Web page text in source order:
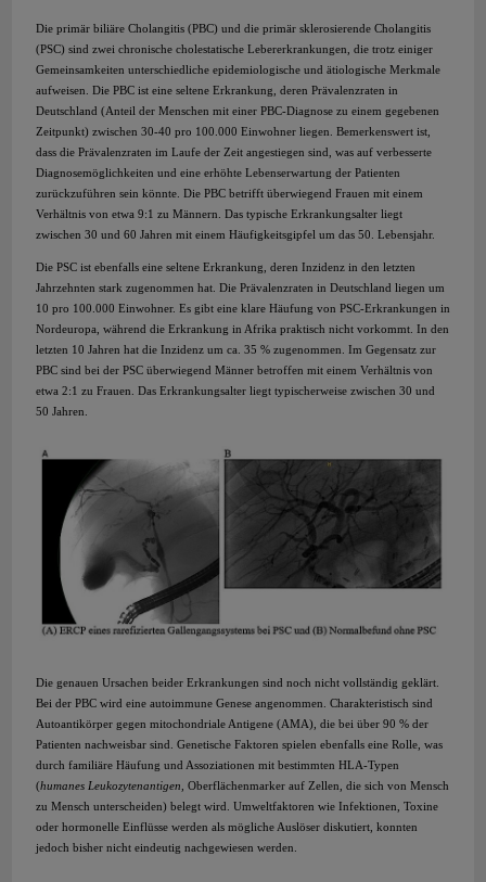
Die primär biliäre Cholangitis (PBC) und die primär sklerosierende Cholangitis
(PSC) sind zwei chronische cholestatische Lebererkrankungen, die trotz einiger
Gemeinsamkeiten unterschiedliche epidemiologische und ätiologische Merkmale
aufweisen. Die PBC ist eine seltene Erkrankung, deren Prävalenzraten in
Deutschland (Anteil der Menschen mit einer PBC-Diagnose zu einem gegebenen
Zeitpunkt) zwischen 30-40 pro 100.000 Einwohner liegen. Bemerkenswert ist,
dass die Prävalenzraten im Laufe der Zeit angestiegen sind, was auf verbesserte
Diagnosemöglichkeiten und eine erhöhte Lebenserwartung der Patienten
zurückzuführen sein könnte. Die PBC betrifft überwiegend Frauen mit einem
Verhältnis von etwa 9:1 zu Männern. Das typische Erkrankungsalter liegt
zwischen 30 und 60 Jahren mit einem Häufigkeitsgipfel um das 50. Lebensjahr.
Die PSC ist ebenfalls eine seltene Erkrankung, deren Inzidenz in den letzten
Jahrzehnten stark zugenommen hat. Die Prävalenzraten in Deutschland liegen um
10 pro 100.000 Einwohner. Es gibt eine klare Häufung von PSC-Erkrankungen in
Nordeuropa, während die Erkrankung in Afrika praktisch nicht vorkommt. In den
letzten 10 Jahren hat die Inzidenz um ca. 35 % zugenommen. Im Gegensatz zur
PBC sind bei der PSC überwiegend Männer betroffen mit einem Verhältnis von
etwa 2:1 zu Frauen. Das Erkrankungsalter liegt typischerweise zwischen 30 und
50 Jahren.
Die genauen Ursachen beider Erkrankungen sind noch nicht vollständig geklärt.
Bei der PBC wird eine autoimmune Genese angenommen. Charakteristisch sind
Autoantikörper gegen mitochondriale Antigene (AMA), die bei über 90 % der
Patienten nachweisbar sind. Genetische Faktoren spielen ebenfalls eine Rolle, was
durch familiäre Häufung und Assoziationen mit bestimmten HLA-Typen
(humanes Leukozytenantigen, Oberflächenmarker auf Zellen, die sich von Mensch
zu Mensch unterscheiden) belegt wird. Umweltfaktoren wie Infektionen, Toxine
oder hormonelle Einflüsse werden als mögliche Auslöser diskutiert, konnten
jedoch bisher nicht eindeutig nachgewiesen werden.